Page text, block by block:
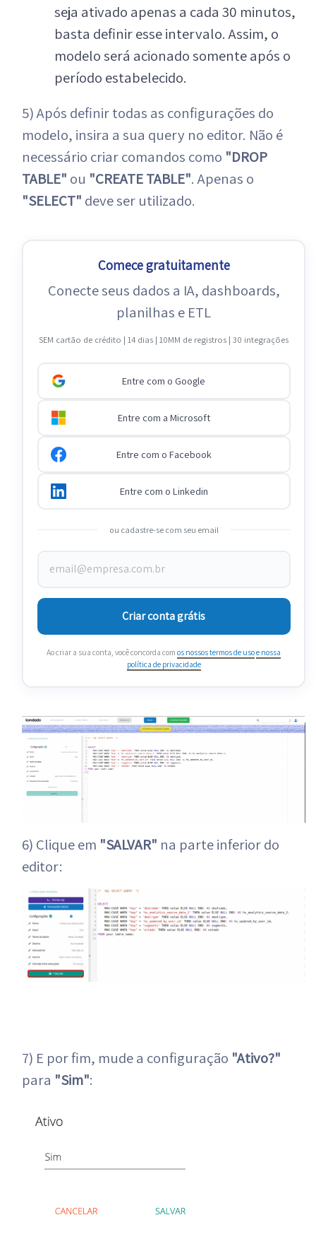
seja ativado apenas a cada 30 minutos,
basta definir esse intervalo. Assim, o
modelo será acionado somente após o
período estabelecido.
5) Após definir todas as configurações do
modelo, insira a sua query no editor. Não é
necessário criar comandos como "DROP
TABLE" ou "CREATE TABLE". Apenas o
"SELECT" deve ser utilizado.
Comece gratuitamente
Conecte seus dados a IA, dashboards,
planilhas e ETL
SEM cartão de crédito | 14 dias | 10MM de registros | 30 integrações
Entre com o Google
Entre com a Microsoft
Entre com o Facebook
Entre com o Linkedin
ou cadastre-se com seu email
Criar conta grátis
Ao criar a sua conta, você concorda com os nossos termos de usoe nossa
política de privacidade
6) Clique em "SALVAR" na parte inferior do
editor:
7) E por fim, mude a configuração "Ativo?"
para "Sim":